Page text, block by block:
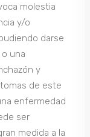
molestia
y/o
darse
una
y
de este
enfermedad
ser
medida a la